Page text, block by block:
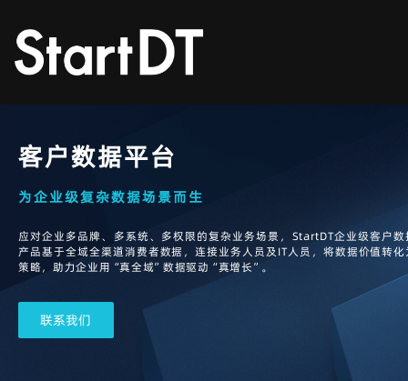
客户数据平台
为企业级复杂数据场景而生
应对企业多品牌、多系统、多权限的复杂业务场景，StartDT企业级客户
产品基于全域全渠道消费者数据，连接业务人员及IT人员，将数据价值转
策略，助力企业用“真全域”数据驱动“真增长”。
联系我们